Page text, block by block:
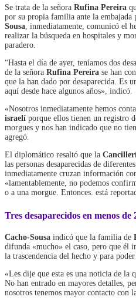
Se trata de la señora Rufina Pereira
por su propia familia ante la embajada
Sousa , inmediatamente, comunicó el
realizar la búsqueda en hospitales y
paradero.
“Hasta el día de ayer, teníamos dos
de la señora Rufina Pereira se han
que la han dado por desaparecida. Es
aquí desde hace algunos años», indicó.
«Nosotros inmediatamente hemos
israelí porque ellos tienen un registro
morgues y nos han indicado que no
agregó.
El diplomático resaltó que la
las personas desaparecidas de
inmediatamente cruzan información
«lamentablemente, no podemos
o a una morgue. Entonces. está
Tres desaparecidos en menos de
Cacho-Sousa indicó que la familia de
difunda «mucho» el caso, pero que él
la trascendencia del hecho y para
«Les dije que esta es una noticia de la
No han entrado en mayores detalles,
nosotros tenemos mayor contacto con